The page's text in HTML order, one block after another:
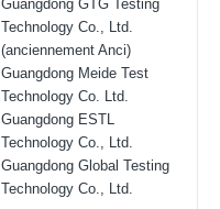
Guangdong GTG Testing
Technology Co., Ltd.
(anciennement Anci)
Guangdong Meide Test
Technology Co. Ltd.
Guangdong ESTL
Technology Co., Ltd.
Guangdong Global Testing
Technology Co., Ltd.